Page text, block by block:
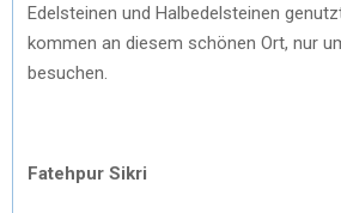
Edelsteinen und Halbedelsteinen
kommen an diesem schönen Ort, nur
besuchen.
Fatehpur Sikri